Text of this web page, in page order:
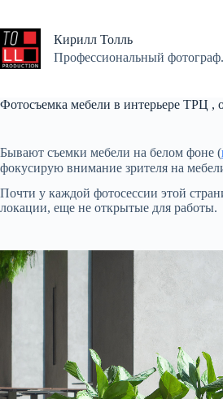
сути
Кирилл Толль
Профессиональный
Фотосъемка мебели в интерьере ТРЦ ,
Бывают съемки мебели на белом фоне (
фокусирую внимание зрителя на
Почти у каждой фотосессии этой
локации, еще не открытые для работы.